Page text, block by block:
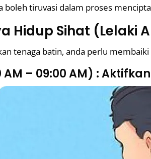
boleh tiruvasi dalam proses
Hidup Sihat (Lelaki
tenaga batin, anda perlu
AM – 09:00 AM) :